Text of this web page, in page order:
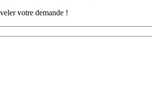
votre demande !